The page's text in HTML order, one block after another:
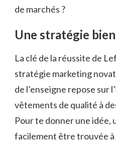
de marchés ?
Une stratégie
La clé de la réussite de
stratégie marketing
de l’enseigne repose sur
vêtements de qualité à
Pour te donner une idée,
facilement être trouvée à